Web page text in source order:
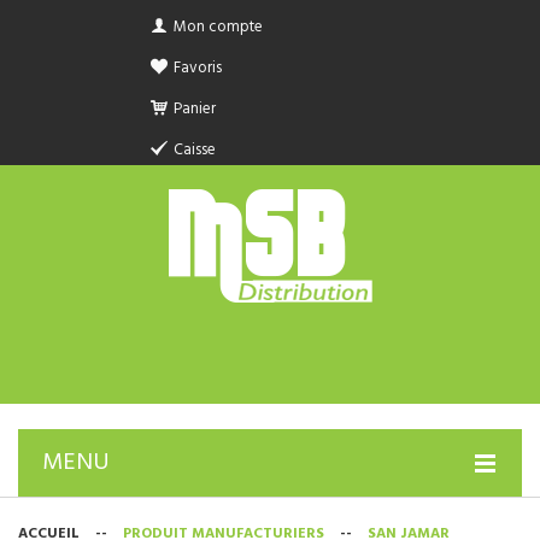
Mon compte
Favoris
Panier
Caisse
MENU
PRODUIT SANITAIRE.COM
ACCUEIL -- PRODUIT MANUFACTURIERS -- SAN JAMAR